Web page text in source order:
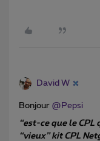
David W
Bonjour @Pepsi
“est-ce que le CPL
“vieux” kit CPL